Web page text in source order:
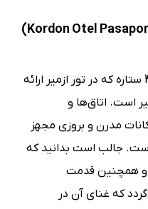
یکی دیگر از هتل‌های خوب و البته 4 ستاره که در تور ازمیر ارائه
است. اتاق‌ها و
مدرن و بروزی مجهز
جالب است بدانید که
و همچنین قدمت
به سال 1960 بر می‌گردد که غنای آن در